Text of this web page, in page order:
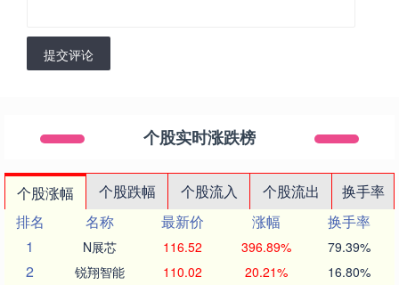
提交评论
个股实时涨跌榜
个股涨幅 个股跌幅 个股流入 个股流出
换手率
排名
名称 最新价 涨幅
换手率
1
N展芯 116.52 396.89% 79.39%
2 锐翔智能 110.02 20.21% 16.80%